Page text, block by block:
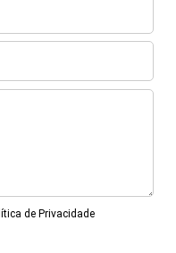
de Privacidade